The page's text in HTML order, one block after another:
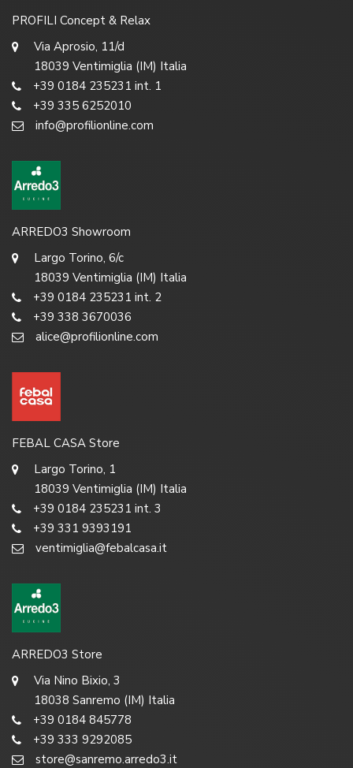
PROFILI Concept & Relax
Via Aprosio, 11/d
18039 Ventimiglia (IM) Italia
+39 0184 235231 int. 1
+39 335 6252010
info@profilionline.com
ARREDO3 Showroom
Largo Torino, 6/c
18039 Ventimiglia (IM) Italia
+39 0184 235231 int. 2
+39 338 3670036
alice@profilionline.com
FEBAL CASA Store
Largo Torino, 1
18039 Ventimiglia (IM) Italia
+39 0184 235231 int. 3
+39 331 9393191
ventimiglia@febalcasa.it
ARREDO3 Store
Via Nino Bixio, 3
18038 Sanremo (IM) Italia
+39 0184 845778
+39 333 9292085
store@sanremo.arredo3.it